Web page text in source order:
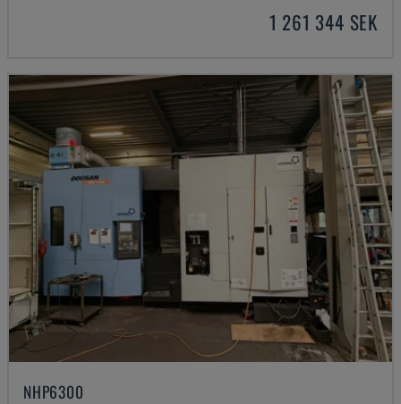
1 261 344 SEK
NHP6300